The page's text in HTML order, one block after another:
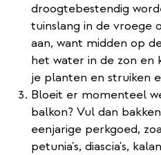
droogtebestendig
tuinslang in de vroege
aan, want midden op
het water in de zon en
je planten en struiken
Bloeit er momenteel
balkon? Vul dan
eenjarige perkgoed,
petunia's, diascia's,